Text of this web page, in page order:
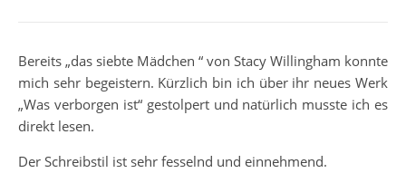
Bereits „das siebte Mädchen “ von Stacy Willingham konnte
mich sehr begeistern. Kürzlich bin ich über ihr neues Werk
„Was verborgen ist“ gestolpert und natürlich musste ich es
direkt lesen.
Der Schreibstil ist sehr fesselnd und einnehmend.